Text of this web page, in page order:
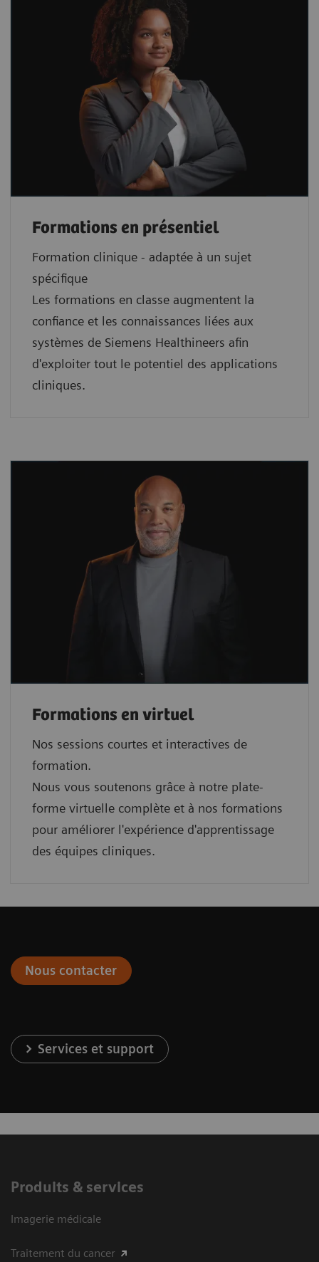
Formations en présentiel
Formation clinique - adaptée à un sujet
spécifique
Les formations en classe augmentent la
confiance et les connaissances liées aux
systèmes de Siemens Healthineers afin
d'exploiter tout le potentiel des applications
cliniques.
Formations en virtuel
Nos sessions courtes et interactives de
formation.
Nous vous soutenons grâce à notre plate-
forme virtuelle complète et à nos formations
pour améliorer l'expérience d'apprentissage
des équipes cliniques.
Nous contacter
Services et support
Produits & services
Imagerie médicale
Traitement du cancer